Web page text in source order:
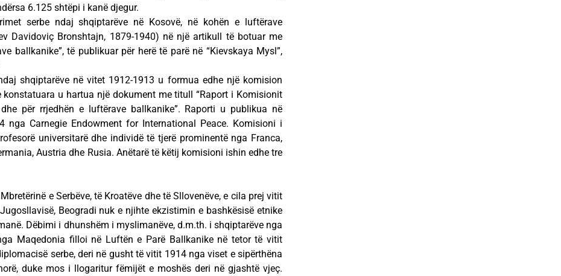
6.125 shtëpi i kanë djegur.
serbe ndaj shqiptarëve në Kosovë, në kohën e luftërave
Davidoviç Bronshtajn, 1879-1940) në një artikull të botuar me
ballkanike”, të publikuar për herë të parë në “Kievskaya Mysl”,
shqiptarëve në vitet 1912-1913 u formua edhe një komision
konstatuara u hartua një dokument me titull “Raport i Komisionit
për rrjedhën e luftërave ballkanike”. Raporti u publikua në
nga Carnegie Endowment for International Peace. Komisioni i
universitarë dhe individë të tjerë prominentë nga Franca,
Austria dhe Rusia. Anëtarë të këtij komisioni ishin edhe tre
e Serbëve, të Kroatëve dhe të Sllovenëve, e cila prej vitit
Beogradi nuk e njihte ekzistimin e bashkësisë etnike
Dëbimi i dhunshëm i myslimanëve, d.m.th. i shqiptarëve nga
Maqedonia filloi në Luftën e Parë Ballkanike në tetor të vitit
serbe, deri në gusht të vitit 1914 nga viset e sipërthëna
duke mos i llogaritur fëmijët e moshës deri në gjashtë vjeç.